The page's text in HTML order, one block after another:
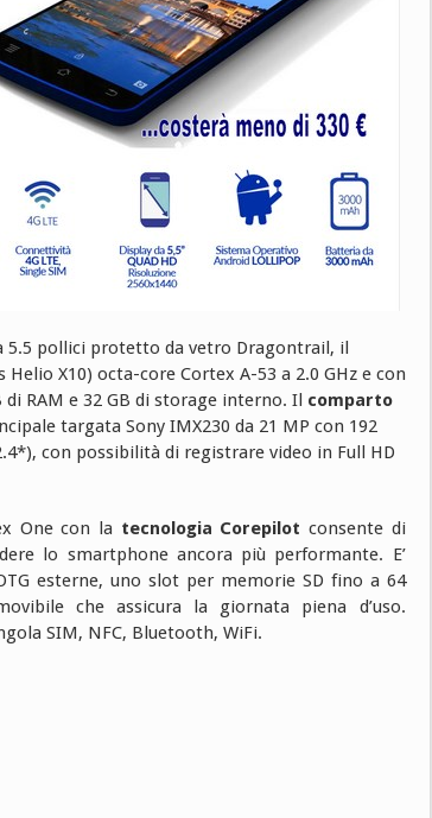
5.5 pollici protetto da vetro Dragontrail, il
X10) octa-core Cortex A-53 a 2.0 GHz e con
RAM e 32 GB di storage interno. Il comparto
targata Sony IMX230 da 21 MP con 192
con possibilità di registrare video in Full HD
One con la tecnologia Corepilot consente di
lo smartphone ancora più performante. E’
esterne, uno slot per memorie SD fino a 64
che assicura la giornata piena d’uso.
SIM, NFC, Bluetooth, WiFi.